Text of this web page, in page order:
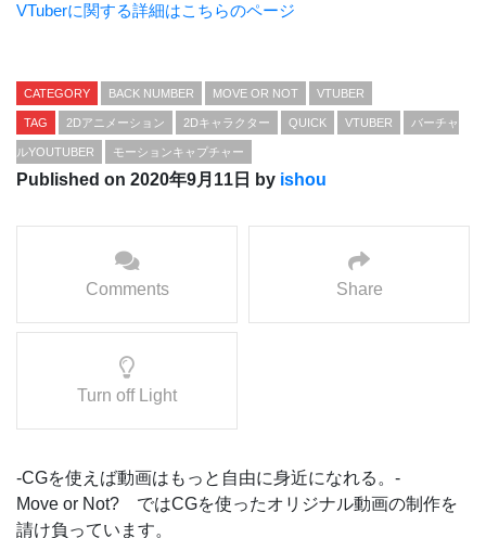
VTuberに関する詳細はこちらのページ
CATEGORY BACK NUMBER MOVE OR NOT VTUBER
TAG 2Dアニメーション 2Dキャラクター QUICK VTUBER バーチャ
ルYOUTUBER モーションキャプチャー
Published on 2020年9月11日 by ishou
Comments Share
Turn off Light
-CGを使えば動画はもっと自由に身近になれる。-
Move or Not? ではCGを使ったオリジナル動画の制作を
請け負っています。